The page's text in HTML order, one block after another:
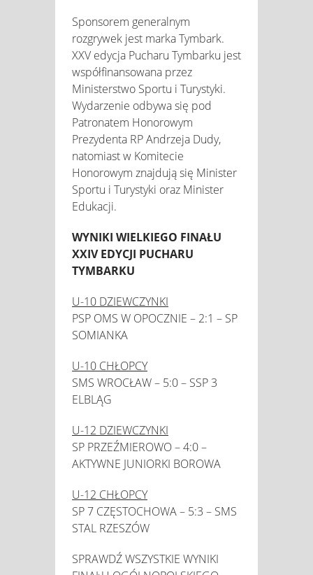
Sponsorem generalnym
rozgrywek jest marka Tymbark.
XXV edycja Pucharu Tymbarku jest
współfinansowana przez
Ministerstwo Sportu i Turystyki.
Wydarzenie odbywa się pod
Patronatem Honorowym
Prezydenta RP Andrzeja Dudy,
natomiast w Komitecie
Honorowym znajdują się Minister
Sportu i Turystyki oraz Minister
Edukacji.
WYNIKI WIELKIEGO FINAŁU
XXIV EDYCJI PUCHARU
TYMBARKU
U-10 DZIEWCZYNKI
PSP OMS W OPOCZNIE – 2:1 – SP
SOMIANKA
U-10 CHŁOPCY
SMS WROCŁAW – 5:0 – SSP 3
ELBLĄG
U-12 DZIEWCZYNKI
SP PRZEŹMIEROWO – 4:0 –
AKTYWNE JUNIORKI BOROWA
U-12 CHŁOPCY
SP 7 CZĘSTOCHOWA – 5:3 – SMS
STAL RZESZÓW
SPRAWDŹ WSZYSTKIE WYNIKI